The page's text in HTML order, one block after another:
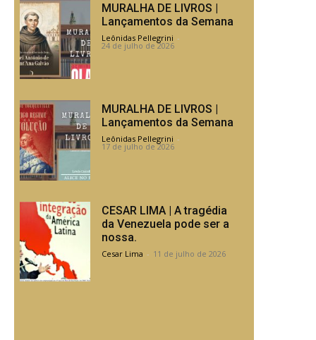
MURALHA DE LIVROS |
Lançamentos da Semana
Leônidas Pellegrini -
24 de julho de 2026
MURALHA DE LIVROS |
Lançamentos da Semana
Leônidas Pellegrini -
17 de julho de 2026
CESAR LIMA | A tragédia
da Venezuela pode ser a
nossa.
Cesar Lima - 11 de julho de 2026